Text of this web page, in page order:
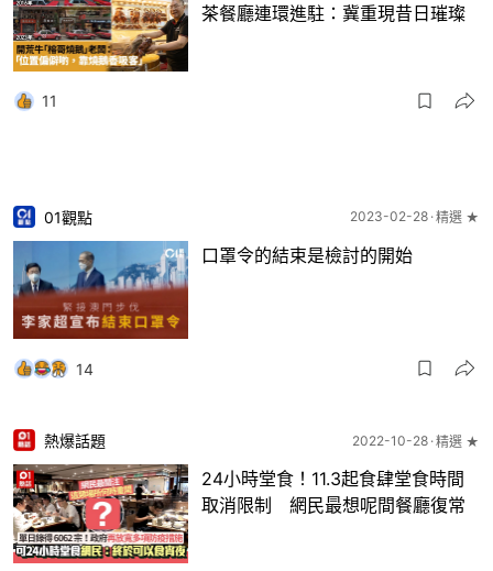
茶餐廳連環進駐：冀重現昔日璀璨
11
01觀點 2023-02-28 精選 ★
口罩令的結束是檢討的開始
14
熱爆話題 2022-10-28 精選 ★
24小時堂食！11.3起食肆堂食時間
取消限制 網民最想呢間餐廳復常